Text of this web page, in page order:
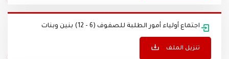
اجتماع أولياء أمور الطلبة للصفوف (6 - 12) بنين وبنات